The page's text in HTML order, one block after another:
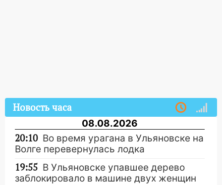
Новость часа
08.08.2026
20:10 Во время урагана в Ульяновске на
Волге перевернулась лодка
19:55 В Ульяновске упавшее дерево
заблокировало в машине двух женщин